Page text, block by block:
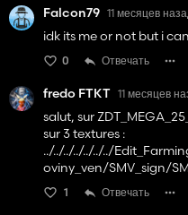
Falcon79 11 месяцев
idk its me or not but i
0 Отвечать
fredo FTKT 11 месяцев
salut, sur
sur 3 textures :
../../../../../../../
oviny_ven/SMV_sign/
1 Отвечать